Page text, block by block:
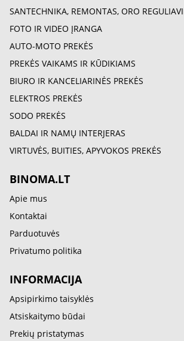
SANTECHNIKA, REMONTAS, ORO
FOTO IR VIDEO ĮRANGA
AUTO-MOTO PREKĖS
PREKĖS VAIKAMS IR KŪDIKIAMS
BIURO IR KANCELIARINĖS PREKĖS
ELEKTROS PREKĖS
SODO PREKĖS
BALDAI IR NAMŲ INTERJERAS
VIRTUVĖS, BUITIES, APYVOKOS PREKĖS
BINOMA.LT
Apie mus
Kontaktai
Parduotuvės
Privatumo politika
INFORMACIJA
Apsipirkimo taisyklės
Atsiskaitymo būdai
Prekių pristatymas